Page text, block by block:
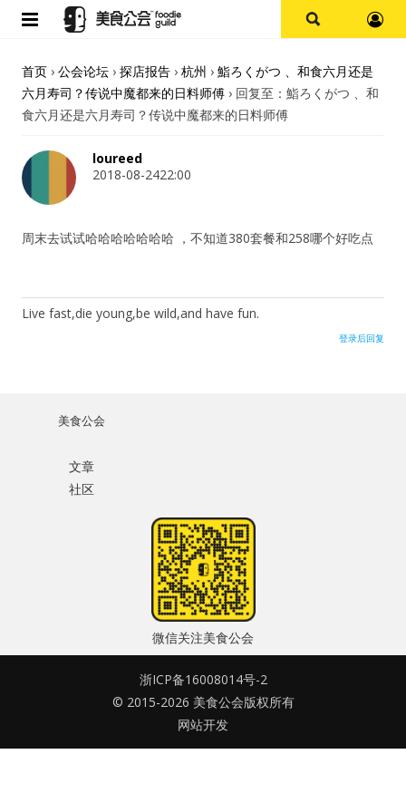
密码
记住我的登录状态
没帐号？注册一个
首页
论坛
上海
信息发布
悬赏测评
私家厨房
首页 › 公会论坛 › 探店报告 › 杭州 › 鮨ろくがつ 、和食六月还是
六月寿司？传说中魔都来的日料师傅 › 回复至：鮨ろくがつ 、和
食六月还是六月寿司？传说中魔都来的日料师傅
loureed
2018-08-2422:00
周末去试试哈哈哈哈哈哈哈 ，不知道380套餐和258哪个好吃点
Live fast,die young,be wild,and have fun.
登录后回复
美食公会
文章
社区
微信关注美食公会
浙ICP备16008014号-2
© 2015-2026 美食公会版权所有
网站开发